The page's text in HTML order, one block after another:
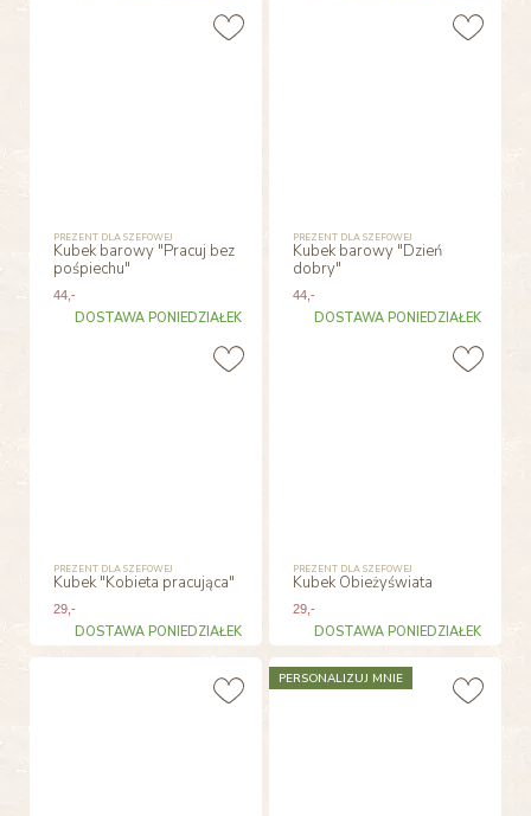
PREZENT DLA SZEFOWEJ
Kubek barowy "Pracuj bez
pośpiechu"
44,-
DOSTAWA PONIEDZIAŁEK
PREZENT DLA SZEFOWEJ
Kubek barowy "Dzień
dobry"
44 ,-
DOSTAWA PONIEDZIAŁEK
PREZENT DLA SZEFOWEJ
Kubek "Kobieta pracująca"
29,-
DOSTAWA PONIEDZIAŁEK
PREZENT DLA SZEFOWEJ
Kubek Obieżyświata
29 ,-
DOSTAWA PONIEDZIAŁEK
PERSONALIZUJ MNIE